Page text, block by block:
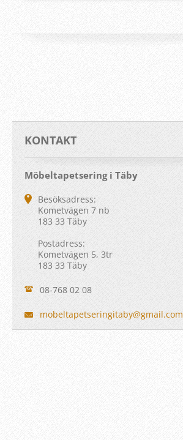
KONTAKT
Möbeltapetsering i Täby
Besöksadress:
Kometvägen 7 nb
183 33 Täby
Postadress:
Kometvägen 5, 3tr
183 33 Täby
08-768 02 08
mobeltapetseringitaby@gmail.com